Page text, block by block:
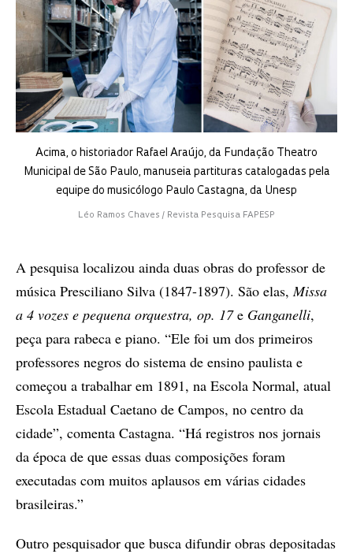
Acima, o historiador Rafael Araújo, da Fundação Theatro
Municipal de São Paulo, manuseia partituras catalogadas pela
equipe do musicólogo Paulo Castagna, da Unesp
Léo Ramos Chaves / Revista Pesquisa FAPESP
A pesquisa localizou ainda duas obras do professor de
música Presciliano Silva (1847-1897). São elas,Missa
a 4 vozes e pequena orquestra, op. 17e Ganganelli,
peça para rabeca e piano. “Ele foi um dos primeiros
professores negros do sistema de ensino paulista e
começou a trabalhar em 1891, na Escola Normal, atual
Escola Estadual Caetano de Campos, no centro da
cidade”, comenta Castagna. “Há registros nos jornais
da época de que essas duas composições foram
executadas com muitos aplausos em várias cidades
brasileiras.”
Outro pesquisador que busca difundir obras depositadas